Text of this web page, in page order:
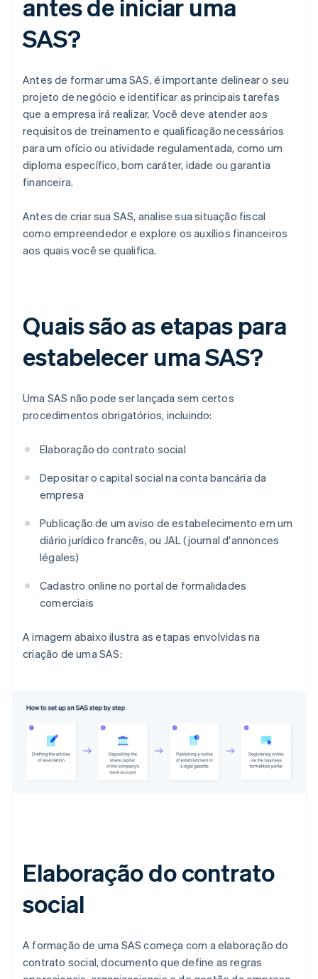
antes de iniciar uma
SAS?
Antes de formar uma SAS, é importante delinear o seu
projeto de negócio e identificar as principais tarefas
que a empresa irá realizar. Você deve atender aos
requisitos de treinamento e qualificação necessários
para um ofício ou atividade regulamentada, como um
diploma específico, bom caráter, idade ou garantia
financeira.
Antes de criar sua SAS, analise sua situação fiscal
como empreendedor e explore os auxílios financeiros
aos quais você se qualifica.
Quais são as etapas para
estabelecer uma SAS?
Uma SAS não pode ser lançada sem certos
procedimentos obrigatórios, incluindo:
Elaboração do contrato social
Depositar o capital social na conta bancária da
empresa
Publicação de um aviso de estabelecimento em um
diário jurídico francês, ou JAL (journal d'annonces
légales)
Cadastro online no portal de formalidades
comerciais
A imagem abaixo ilustra as etapas envolvidas na
criação de uma SAS:
Elaboração do contrato
social
A formação de uma SAS começa com a elaboração do
contrato social, documento que define as regras